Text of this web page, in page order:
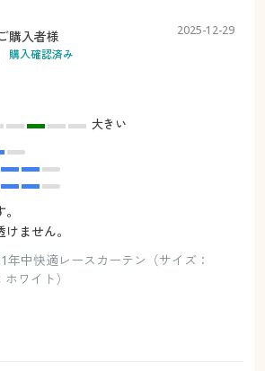
購入者様
購入確認済み
2025-12-29
大きい
ません。
年中快適レースカーテン（サイズ：
ワイト）